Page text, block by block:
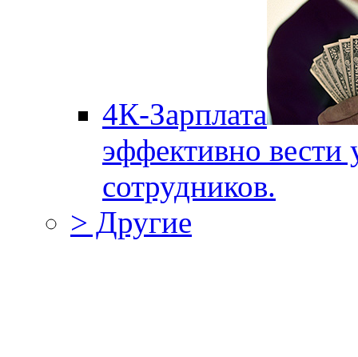
4К-Зарплата
эффективно вести
сотрудников.
> Другие